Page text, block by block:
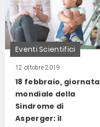
Eventi Scientifici
12 ottobre 2019
18 febbraio, giornata
mondiale della
Sindrome di
Asperger: il